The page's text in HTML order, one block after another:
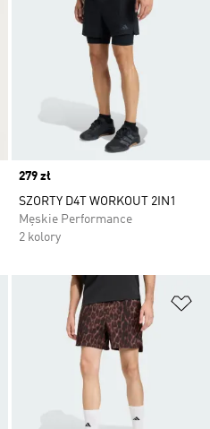
Price
279 zł
SZORTY D4T WORKOUT 2IN1
Męskie Performance
2 kolory
Dodaj do listy życzeń